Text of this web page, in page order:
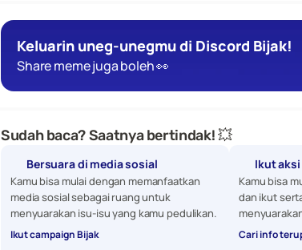
Keluarin uneg-unegmu di Discord Bijak!
Share meme juga boleh 👀
Sudah baca? Saatnya bertindak! 💥
Bersuara di media sosial
Kamu bisa mulai dengan memanfaatkan
media sosial sebagai ruang untuk
menyuarakan isu-isu yang kamu pedulikan.
Ikut campaign Bijak
Ikut
Kamu bisa
dan ikut
Cari info